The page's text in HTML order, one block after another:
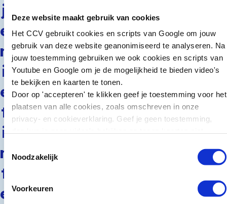
Deze website maakt gebruik van cookies
Het CCV gebruikt cookies en scripts van Google om jouw
gebruik van deze website geanonimiseerd te analyseren. Na
jouw toestemming gebruiken we ook cookies en scripts van
Youtube en Google om je de mogelijkheid te bieden video's
te bekijken en kaarten te tonen.
Door op 'accepteren' te klikken geef je toestemming voor het
plaatsen van alle cookies, zoals omschreven in onze
privacy- en cookieverklaring. Geef je geen toestemming,
Noodzakelijk
Voorkeuren
j
e
i
e
t
i
t
e
criminelen zich
bekende of
betrouwbare
organisatie, de slogan,
en het advies om de
afzender te controleren
en bij twijfel weg te
klikken. Bovendien
roept de campagne een
relatief hoge mate
erop dat de doelgroep